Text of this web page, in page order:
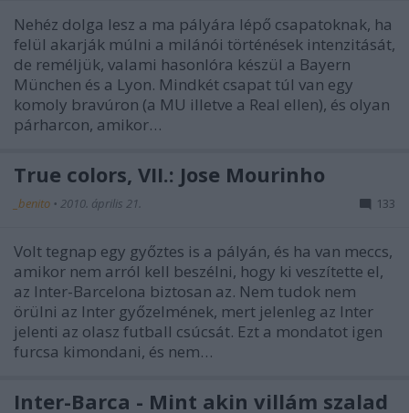
Nehéz dolga lesz a ma pályára lépő csapatoknak, ha
felül akarják múlni a milánói történések intenzitását,
de reméljük, valami hasonlóra készül a Bayern
München és a Lyon. Mindkét csapat túl van egy
komoly bravúron (a MU illetve a Real ellen), és olyan
párharcon, amikor…
True colors, VII.: Jose Mourinho
_benito • 2010. április 21. 133
Volt tegnap egy győztes is a pályán, és ha van meccs,
amikor nem arról kell beszélni, hogy ki veszítette el,
az Inter-Barcelona biztosan az. Nem tudok nem
örülni az Inter győzelmének, mert jelenleg az Inter
jelenti az olasz futball csúcsát. Ezt a mondatot igen
furcsa kimondani, és nem…
Inter-Barca - Mint akin villám szalad